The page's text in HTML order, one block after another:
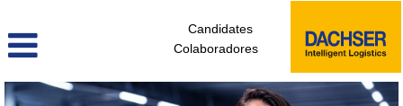
Candidates
Colaboradores
colaboradores_sem_experiencia_pt